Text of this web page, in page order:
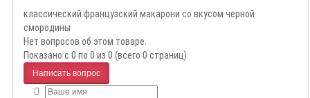
классический французский макарони со вкусом черной
смородины
Нет вопросов об этом товаре.
Показано с 0 по 0 из 0 (всего 0 страниц)
Написать вопрос